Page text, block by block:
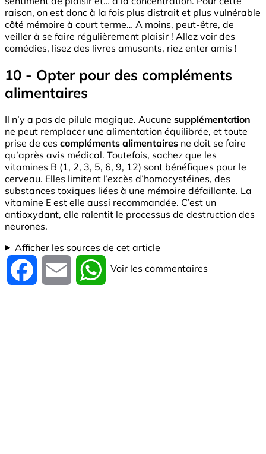
raison, on est donc à la fois plus distrait et plus vulnérable
côté mémoire à court terme… A moins, peut-être, de
veiller à se faire régulièrement plaisir ! Allez voir des
comédies, lisez des livres amusants, riez enter amis !
10 - Opter pour des compléments
alimentaires
Il n’y a pas de pilule magique. Aucune supplémentation
ne peut remplacer une alimentation équilibrée, et toute
prise de ces compléments alimentaires ne doit se faire
qu’après avis médical. Toutefois, sachez que les
vitamines B (1, 2, 3, 5, 6, 9, 12) sont bénéfiques pour le
cerveau. Elles limitent l’excès d’homocystéines, des
substances toxiques liées à une mémoire défaillante. La
vitamine E est elle aussi recommandée. C’est un
antioxydant, elle ralentit le processus de destruction des
neurones.
Afficher les sources de cet article
Facebook Email WhatsApp
Voir les commentaires